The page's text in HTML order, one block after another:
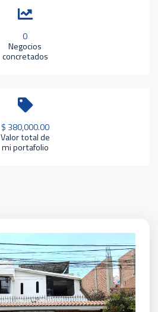
0
Negocios
concretados
$ 380,000.00
Valor total de
mi portafolio